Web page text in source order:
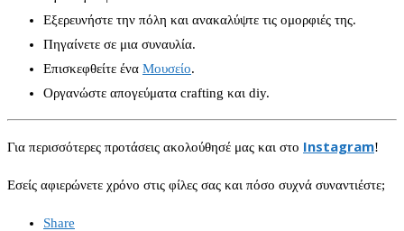
Εξερευνήστε την πόλη και ανακαλύψτε τις ομορφιές της.
Πηγαίνετε σε μια συναυλία.
Επισκεφθείτε ένα Μουσείο.
Οργανώστε απογεύματα crafting και diy.
Για περισσότερες προτάσεις ακολούθησέ μας και στο Instagram!
Εσείς αφιερώνετε χρόνο στις φίλες σας και πόσο συχνά συναντιέστε;
Share